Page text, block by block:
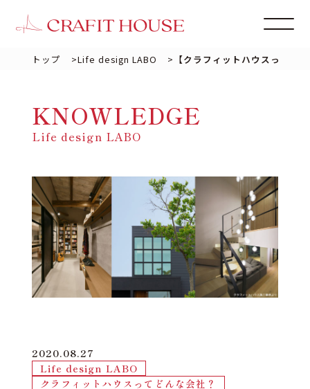
トップ >Life design LABO > 【クラフィットハウスってど
KNOWLEDGE
Life design LABO
2020.08.27
Life design LABO
クラフィットハウスってどんな会社？